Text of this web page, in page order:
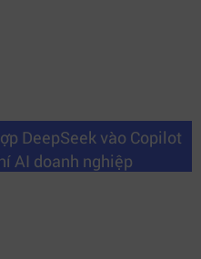
DeepSeek vào Copilot
AI doanh nghiệp